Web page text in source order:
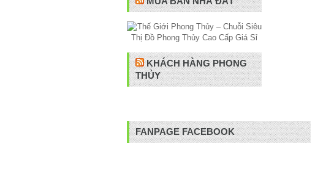
KHÁCH HÀNG PHONG
THỦY
FANPAGE FACEBOOK